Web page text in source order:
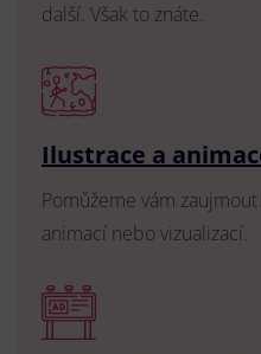
další. Však to znáte.
Ilustrace a
Pomůžeme vám
animací nebo vizualizací.